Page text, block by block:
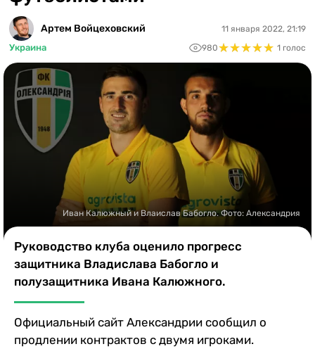
Украина
ЛЧ
Букмекеры
Артем Войцеховский
Украина
11 января 2022, 21:19
980★★★★★
★★★★★ 1 голос
Иван Калюжный и Влаислав Бабогло. Фото: Александрия
Руководство клуба оценило прогресс
защитника Владислава Бабогло и
полузащитника Ивана Калюжного.
Официальный сайт Александрии сообщил о
продлении контрактов с двумя игроками.